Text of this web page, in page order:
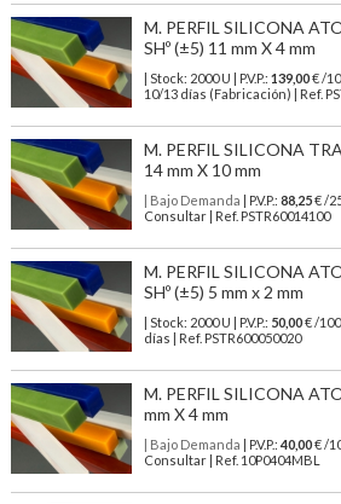
M. PERFIL SILICONA
SHº (±5) 11 mm X 4 mm
| Stock: 2000 U | P.V.P.: 139,00€/
10/13 días (Fabricación) | Ref.
M. PERFIL SILICONA
14 mm X 10 mm
| Bajo Demanda | P.V.P.: 88,25€ /
Consultar | Ref. PSTR60014100
M. PERFIL SILICONA
SHº (±5) 5 mm x 2 mm
| Stock: 2000 U | P.V.P.: 50,00€/100
días | Ref. PSTR600050020
M. PERFIL SILICONA
mm X 4 mm
| Bajo Demanda | P.V.P.: 40,00€ /
Consultar | Ref. 10P0404MBL